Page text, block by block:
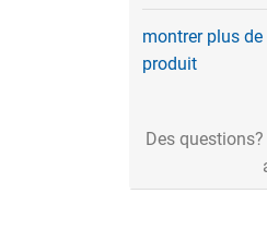
montrer plus
produit
Des